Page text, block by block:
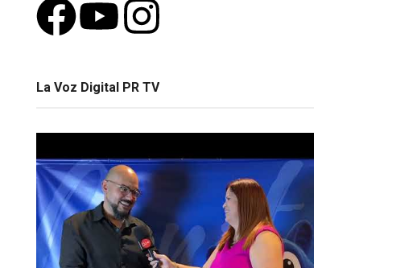
La Voz Digital PR TV